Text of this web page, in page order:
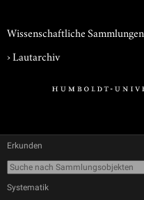
Wissenschaftliche Sammlungen
›Lautarchiv
Erkunden
Systematik